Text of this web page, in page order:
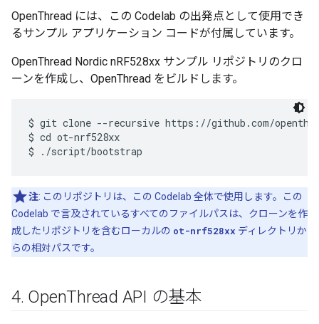
OpenThread には、この Codelab の出発点として使用でき
るサンプル アプリケーション コードが付属しています。
OpenThread Nordic nRF528xx サンプル リポジトリのクロ
ーンを作成し、OpenThread をビルドします。
$ git clone --recursive https://github.com/
$ cd ot-nrf528xx
注: このリポジトリは、この Codelab 全体で使用します。この
Codelab で言及されているすべてのファイルパスは、クローンを作
成したリポジトリを含むローカルの ot-nrf528xx ディレクトリか
らの相対パスです。
4. OpenThread API の基本